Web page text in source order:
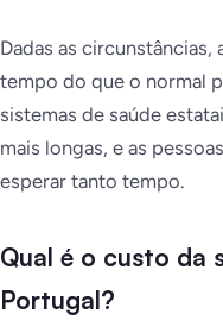
Dadas as
tempo do que o normal
sistemas de saúde
mais longas, e as
esperar tanto tempo.
Qual é o custo da
Portugal?